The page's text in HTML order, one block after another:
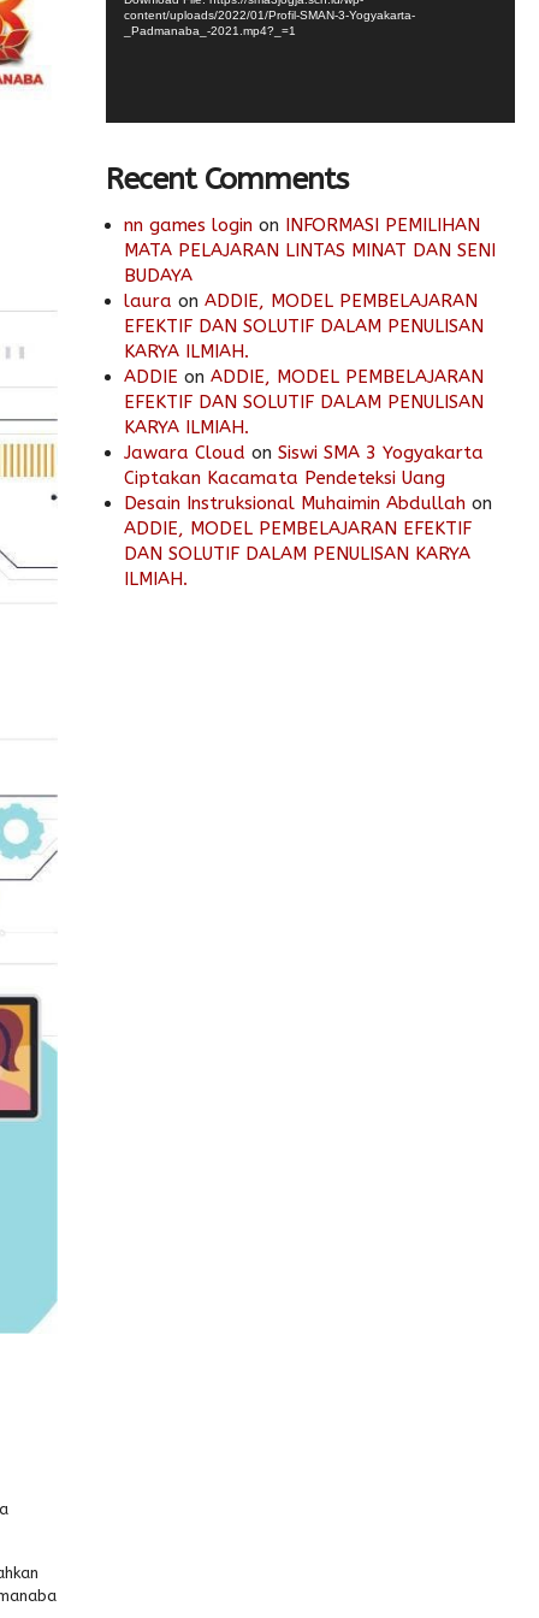
content/uploads/2022/01/Profil-SMAN-3-Yogyakarta-
_Padmanaba_-2021.mp4?_=1
Recent Comments
nn games login on INFORMASI PEMILIHAN
MATA PELAJARAN LINTAS MINAT DAN SENI
BUDAYA
laura on ADDIE, MODEL PEMBELAJARAN
EFEKTIF DAN SOLUTIF DALAM PENULISAN
KARYA ILMIAH.
ADDIE on ADDIE, MODEL PEMBELAJARAN
EFEKTIF DAN SOLUTIF DALAM PENULISAN
KARYA ILMIAH.
Jawara Cloud on Siswi SMA 3 Yogyakarta
Ciptakan Kacamata Pendeteksi Uang
Desain Instruksional Muhaimin Abdullah on
ADDIE, MODEL PEMBELAJARAN EFEKTIF
DAN SOLUTIF DALAM PENULISAN KARYA
ILMIAH.